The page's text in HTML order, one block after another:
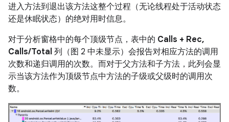
进入方法到退出该方法这整个过程（无论线程处于活动状态
还是休眠状态）的绝对用时信息。
对于分析窗格中的每个顶级节点，表中的 Calls + Rec,
Calls/Total 列（图 2 中未显示）会报告对相应方法的调用
次数和递归调用的次数。而对于父方法和子方法，此列会显
示当该方法作为顶级节点中方法的子级或父级时的调用次
数。